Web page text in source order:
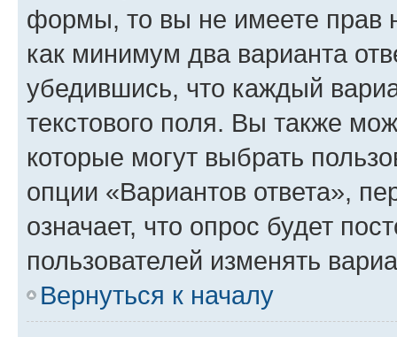
формы, то вы не имеете прав
как минимум два варианта
убедившись, что каждый
текстового поля. Вы также
которые могут выбрать
опции «Вариантов ответа»,
означает, что опрос будет
пользователей изменять
Вернуться к началу